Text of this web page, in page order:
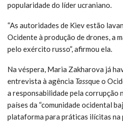
popularidade do líder ucraniano.
“As autoridades de Kiev estão
Ocidente à produção de drones, a
pelo exército russo”, afirmou ela.
Na véspera, Maria Zakharova já
entrevista à agência Tassque o
a responsabilidade pela corrupção
países da “comunidade ocidental
plataforma para práticas ilícitas na